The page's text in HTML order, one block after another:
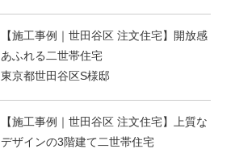
【施工事例｜世田谷区 注文住宅】開放感
あふれる二世帯住宅
東京都世田谷区S様邸
【施工事例｜世田谷区 注文住宅】上質な
デザインの3階建て二世帯住宅